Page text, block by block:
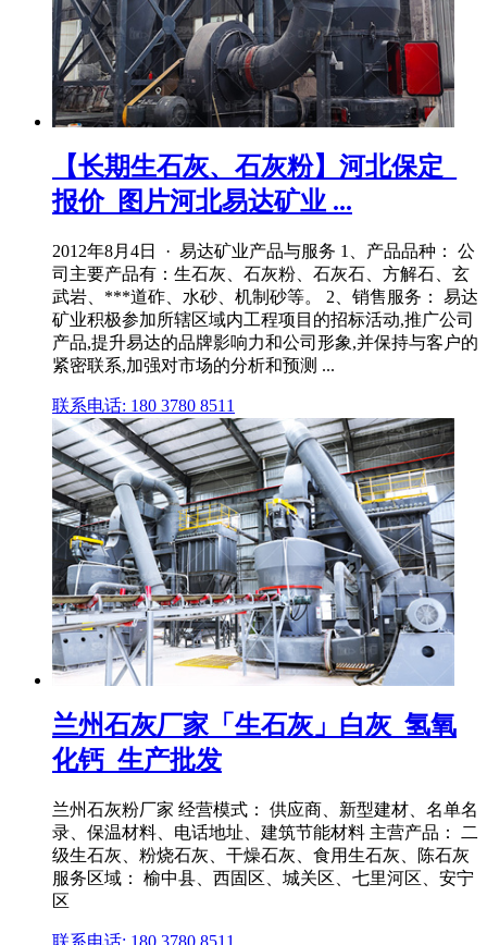
【长期生石灰、石灰粉】河北保定_
报价_图片河北易达矿业 ...
2012年8月4日 · 易达矿业产品与服务 1、产品品种： 公
司主要产品有：生石灰、石灰粉、石灰石、方解石、玄
武岩、***道砟、水砂、机制砂等。 2、销售服务： 易达
矿业积极参加所辖区域内工程项目的招标活动,推广公司
产品,提升易达的品牌影响力和公司形象,并保持与客户的
紧密联系,加强对市场的分析和预测 ...
联系电话: 180 3780 8511
兰州石灰厂家「生石灰」白灰_氢氧
化钙_生产批发
兰州石灰粉厂家 经营模式： 供应商、新型建材、名单名
录、保温材料、电话地址、建筑节能材料 主营产品： 二
级生石灰、粉烧石灰、干燥石灰、食用生石灰、陈石灰
服务区域： 榆中县、西固区、城关区、七里河区、安宁
区
联系电话: 180 3780 8511